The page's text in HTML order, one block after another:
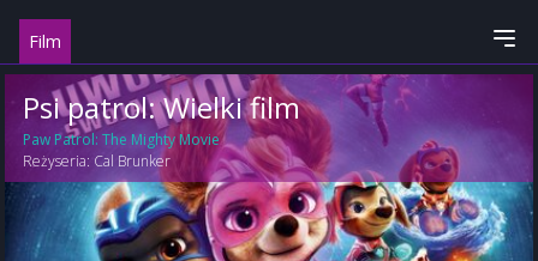
Film
Psi patrol: Wielki film
Paw Patrol: The Mighty Movie
Reżyseria: Cal Brunker